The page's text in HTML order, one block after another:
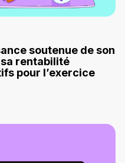
soutenue de son
rentabilité
pour l’exercice